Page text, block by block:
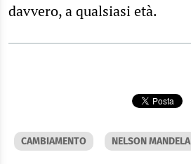
davvero, a qualsiasi età.
CAMBIAMENTO NELSON MANDELA